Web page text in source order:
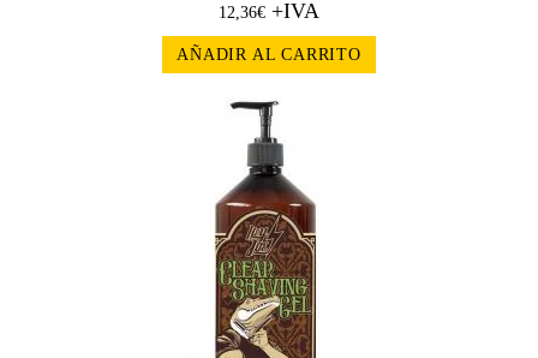
12,36€ +IVA
AÑADIR AL CARRITO